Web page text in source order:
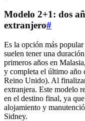
Modelo 2+1: dos
extranjero#
Es la opción más
suelen tener una
primeros años en
y completa el último año
Reino Unido). Al
extranjera. Este modelo
en el destino final, ya
alojamiento y
Sidney.